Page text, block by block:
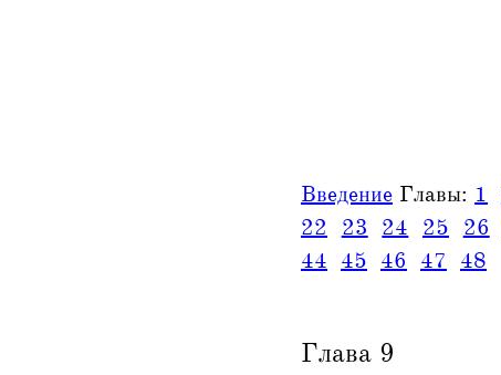
Введение Главы: 1
22
23 24 25 26
44 45 46 47 48
Глава 9